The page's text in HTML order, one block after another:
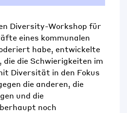
Diversity-Workshop für
eines kommunalen
habe, entwickelte
die die Schwierigkeiten im
Diversität in den Fokus
die anderen, die
und die
noch